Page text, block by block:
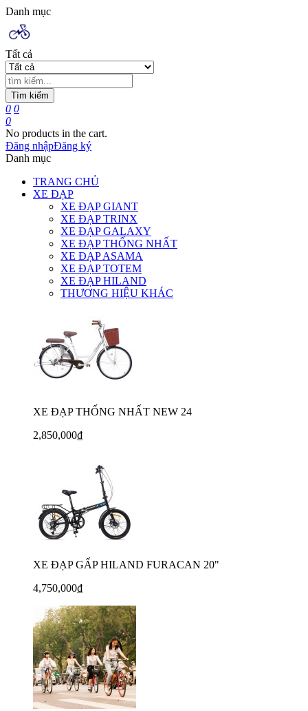
Danh mục
Tất cả
Tìm kiếm
0 0
0
No products in the cart.
Đăng nhậpĐăng ký
Danh mục
TRANG CHỦ
XE ĐẠP
XE ĐẠP GIANT
XE ĐẠP TRINX
XE ĐẠP GALAXY
XE ĐẠP THỐNG NHẤT
XE ĐẠP ASAMA
XE ĐẠP TOTEM
XE ĐẠP HILAND
THƯƠNG HIỆU KHÁC
XE ĐẠP THỐNG NHẤT NEW 24
2,850,000₫
XE ĐẠP GẤP HILAND FURACAN 20"
4,750,000₫